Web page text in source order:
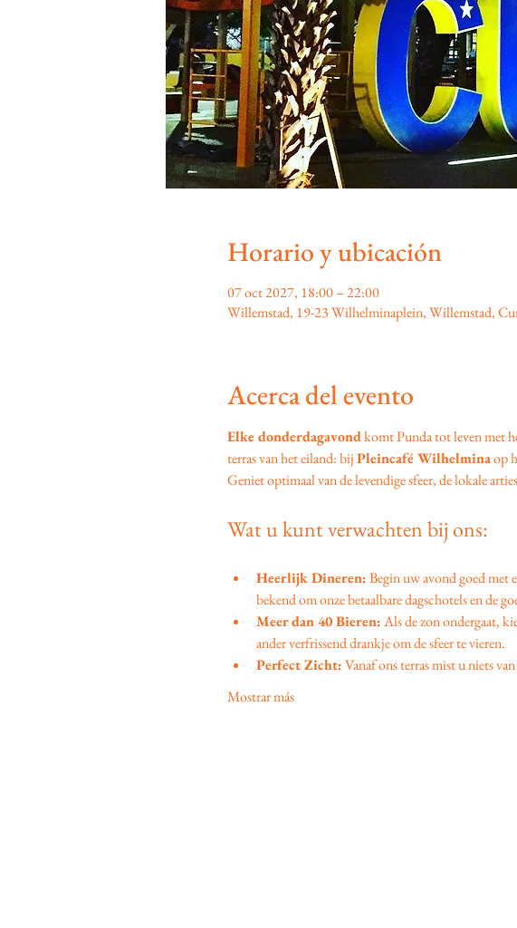
Horario y ubicación
07 oct 2027, 18:00 – 22:00
Willemstad, 19-23 Wilhelminaplein, Willemstad,
Acerca del evento
Elke donderdagavond komt Punda tot leven met
terras van het eiland: bij Pleincafé Wilhelmina op
Geniet optimaal van de levendige sfeer, de lokale
Wat u kunt verwachten bij ons:
Heerlijk Dineren: Begin uw avond goed met
bekend om onze betaalbare dagschotels en de
Meer dan 40 Bieren: Als de zon ondergaat,
ander verfrissend drankje om de sfeer te vieren.
Perfect Zicht: Vanaf ons terras mist u niets
Mostrar más